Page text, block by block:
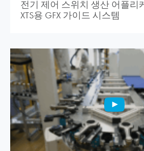
전기 제어 스위치 생산 어플리
XTS용 GFX 가이드 시스템